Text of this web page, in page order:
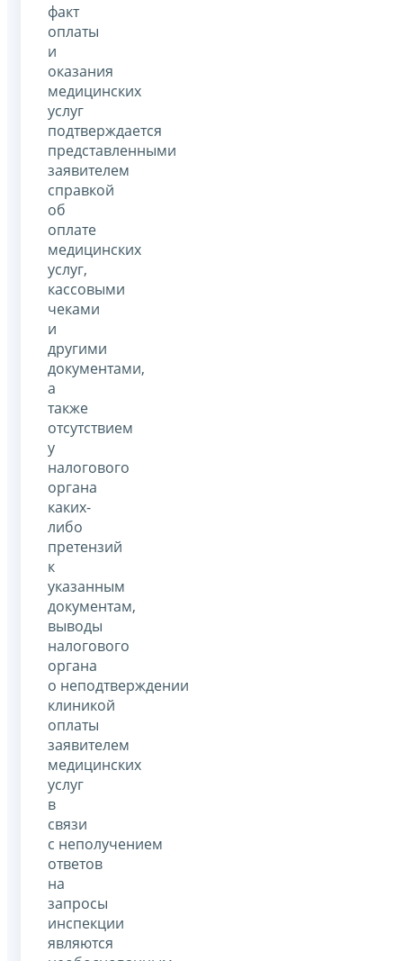
факт
оплаты
и
оказания
медицинских
услуг
подтверждается
представленными
заявителем
справкой
об
оплате
медицинских
услуг,
кассовыми
чеками
и
другими
документами,
а
также
отсутствием
у
налогового
органа
каких-
либо
претензий
к
указанным
документам,
выводы
налогового
органа
о неподтверждении
клиникой
оплаты
заявителем
медицинских
услуг
в
связи
с неполучением
ответов
на
запросы
инспекции
являются